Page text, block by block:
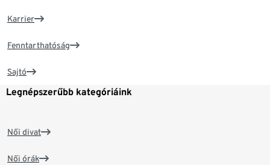
Karrier
Fenntarthatóság
Sajtó
Legnépszerűbb kategóriáink
Női divat
Női órák